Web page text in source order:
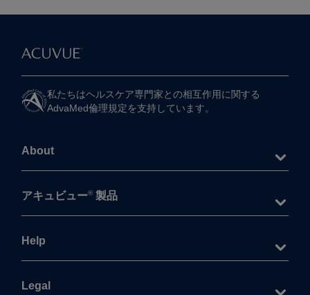
私たちは​ヘルスケア専門家との​相互作用に​関する​
AdvaMed倫理規定を​支持しています。
About
アキュビュー® 製品
Help
Legal